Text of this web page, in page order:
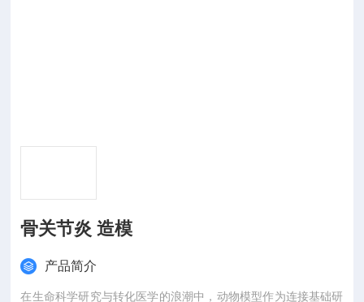
骨关节炎 造模
产品简介
在生命科学研究与转化医学的浪潮中，动物模型作为连接基础研